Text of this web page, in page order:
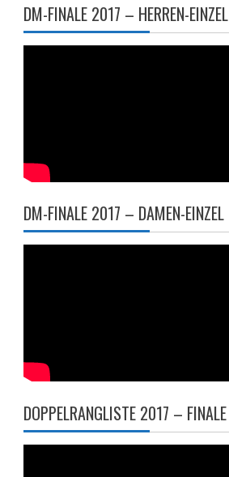
DM-FINALE 2017 – HERREN-EINZEL
DM-FINALE 2017 – DAMEN-EINZEL
DOPPELRANGLISTE 2017 – FINALE